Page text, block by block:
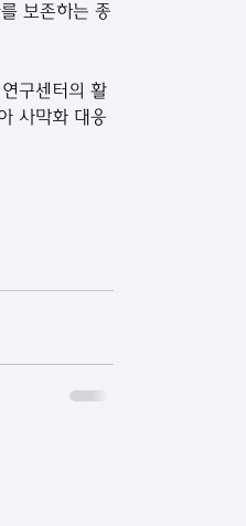
보존하는 종
구센터의 활
사막화 대응